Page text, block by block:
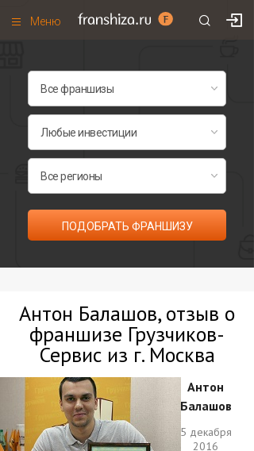
Меню
Франшизы по категориям
ПОДОБРАТЬ ФРАНШИЗУ
Антон Балашов, отзыв о
франшизе Грузчиков-
Сервис из г. Москва
Антон
Балашов
5 декабря
2016